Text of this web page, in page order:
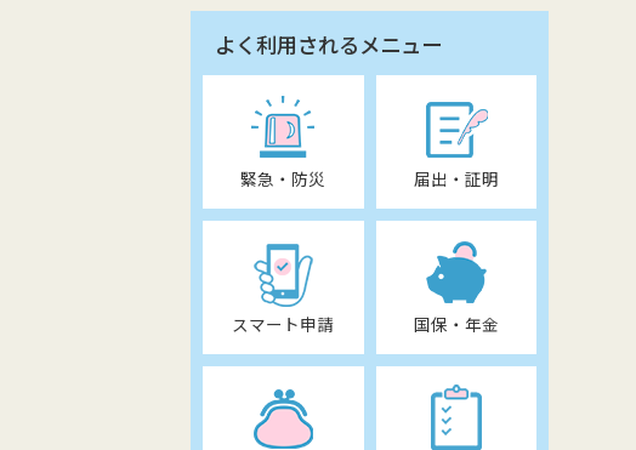
よく利用されるメニュー
緊急・防災 届出・証明
スマート申請 国保・年金